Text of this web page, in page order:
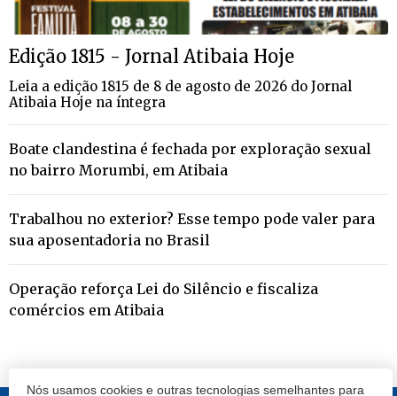
Nós usamos cookies e outras tecnologias semelhantes para
Edição 1815 - Jornal Atibaia Hoje
Leia a edição 1815 de 8 de agosto de 2026 do Jornal
Atibaia Hoje na íntegra
Boate clandestina é fechada por exploração sexual
no bairro Morumbi, em Atibaia
Trabalhou no exterior? Esse tempo pode valer para
sua aposentadoria no Brasil
Operação reforça Lei do Silêncio e fiscaliza
comércios em Atibaia